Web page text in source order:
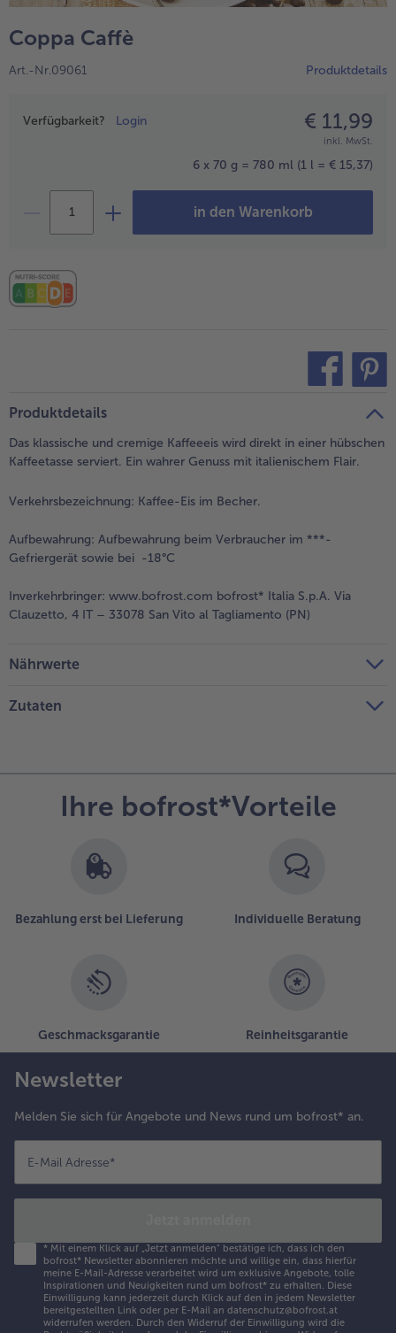
alle Obst
alle Süße Vielfalt
Confiserie & Feinkost
alle Küchenhelfer
Coppa Caffè
Art.-Nr.09061 Produktdetails
Preisangabe
Verfügbarkeit? Login € 11,99
inkl. MwSt.
6 x 70 g = 780 ml (1 l = € 15,37)
in den Warenkorb
Produktdetails
Das klassische und cremige Kaffeeeis wird direkt in einer hübschen
Kaffeetasse serviert. Ein wahrer Genuss mit italienischem Flair.
Verkehrsbezeichnung: Kaffee-Eis im Becher.
Aufbewahrung: Aufbewahrung beim Verbraucher im ***-
Gefriergerät sowie bei -18°C
Inverkehrbringer: www.bofrost.com bofrost* Italia S.p.A. Via
Clauzetto, 4 IT – 33078 San Vito al Tagliamento (PN)
Nährwerte
Zutaten
Ihre bofrost*Vorteile
Bezahlung erst bei Lieferung Individuelle Beratung
Geschmacksgarantie Reinheitsgarantie
Newsletter
Melden Sie sich für Angebote und News rund um bofrost* an.
E-Mail Adresse*
* Mit einem Klick auf „Jetzt anmelden" bestätige ich, dass ich den
bofrost* Newsletter abonnieren möchte und willige ein, dass hierfür
meine E-Mail-Adresse verarbeitet wird um exklusive Angebote, tolle
Inspirationen und Neuigkeiten rund um bofrost* zu erhalten. Diese
Einwilligung kann jederzeit durch Klick auf den in jedem Newsletter
bereitgestellten Link oder per E-Mail an datenschutz@bofrost.at
widerrufen werden. Durch den Widerruf der Einwilligung wird die